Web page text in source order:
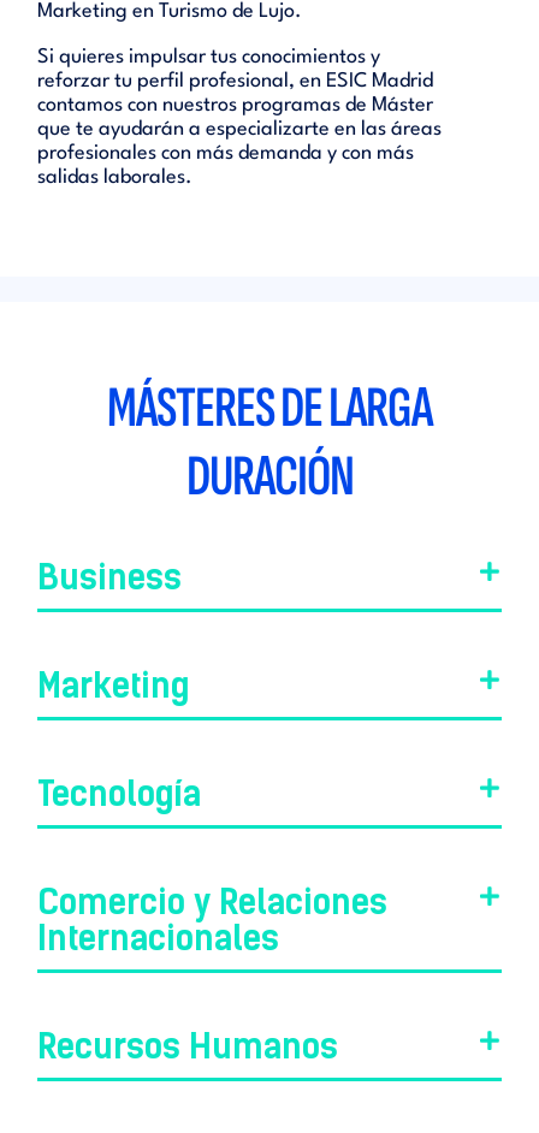
Marketing en Turismo de Lujo.
Si quieres impulsar tus conocimientos y
reforzar tu perfil profesional, en ESIC Madrid
contamos con nuestros programas de Máster
que te ayudarán a especializarte en las áreas
profesionales con más demanda y con más
salidas laborales.
MÁSTERES DE LARGA
DURACIÓN
Business
Marketing
Tecnología
Comercio y Relaciones
Internacionales
Recursos Humanos